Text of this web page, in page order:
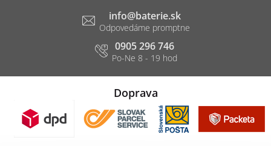
info@baterie.sk
0905 296 746
Doprava